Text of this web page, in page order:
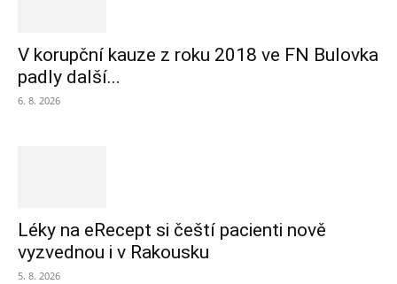
V korupční kauze z roku 2018 ve FN Bulovka
padly další...
6. 8. 2026
Léky na eRecept si čeští pacienti nově
vyzvednou i v Rakousku
5. 8. 2026